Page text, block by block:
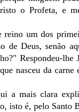
o Profeta, e
reino um dos
Deus, senão
Respondeu-lhe
nasceu da carne
a mais clara
isto é, pelo Santo